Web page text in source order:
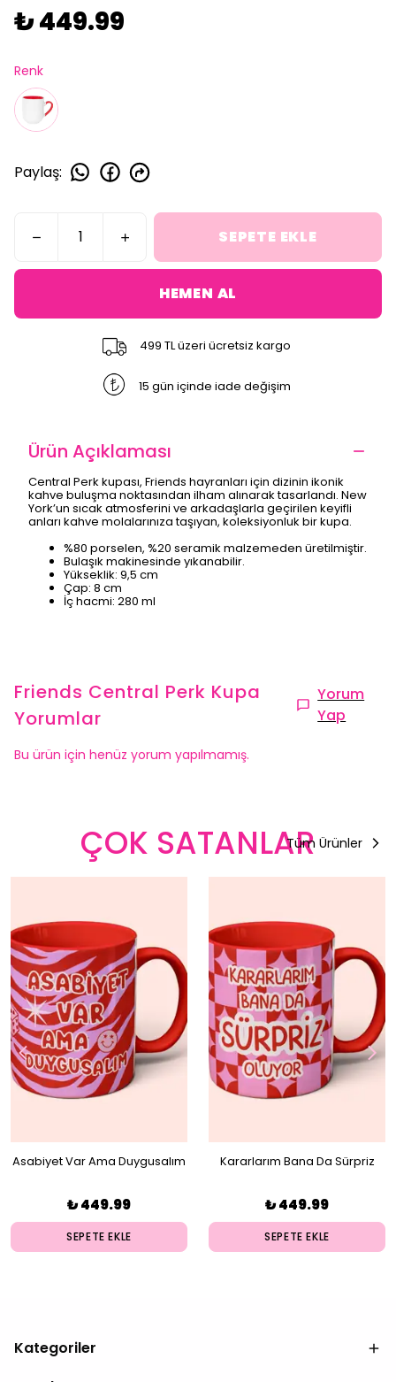
₺ 449.99
Renk
Paylaş:
SEPETE EKLE
HEMEN AL
499 TL üzeri ücretsiz kargo
15 gün içinde iade değişim
Ürün Açıklaması
Central Perk kupası, Friends hayranları için dizinin ikonik
kahve buluşma noktasından ilham alınarak tasarlandı. New
York’un sıcak atmosferini ve arkadaşlarla geçirilen keyifli
anları kahve molalarınıza taşıyan, koleksiyonluk bir kupa.
%80 porselen, %20 seramik malzemeden üretilmiştir.
Bulaşık makinesinde yıkanabilir.
Yükseklik: 9,5 cm
Çap: 8 cm
İç hacmi: 280 ml
Friends Central Perk Kupa
Yorumlar
Yorum
Yap
Bu ürün için henüz yorum yapılmamış.
ÇOK SATANLARTüm Ürünler
Asabiyet Var Ama Duygusalım
₺ 449.99
SEPETE EKLE
Kararlarım Bana Da Sürpriz
₺ 449.99
SEPETE EKLE
Kategoriler